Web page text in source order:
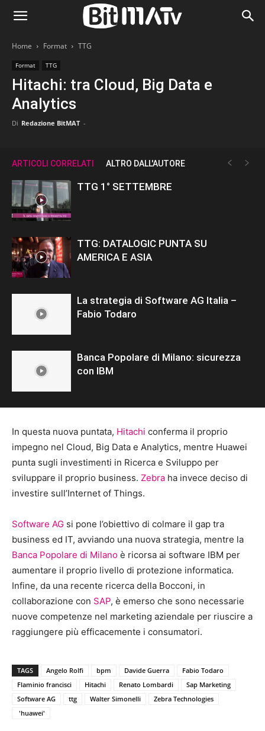
Home Format TTG
Format TTG
Hitachi: tra Cloud, Big Data e
Analytics
Di Redazione BitMAT -
ARTICOLI CORRELATI ALTRO DALL'AUTORE
TTG 1° SETTEMBRE
TTG: DATALOGIC PUNTA SU
AMERICA E ASIA
La strategia di Software AG Italia –
Fabio Todaro
Banca Popolare di Milano: sicurezza
con IBM
In questa nuova puntata, Hitachi conferma il proprio
impegno nel Cloud, Big Data e Analytics, mentre Huawei
punta sugli investimenti in Ricerca e Sviluppo per
sviluppare il proprio business. Zebra ha invece deciso di
investire sull’Internet of Things.
Software AG si pone l’obiettivo di colmare il gap tra
business ed IT, avviando una nuova strategia, mentre la
Banca Popolare di Milano è ricorsa ai software IBM per
aumentare il proprio livello di protezione informatica.
Infine, da una recente ricerca della Bocconi, in
collaborazione con SAP, è emerso che sono necessarie
nuove competenze nel marketing aziendale per riuscire a
raggiungere più efficacemente i consumatori.
TAGS Angelo Rolfi bpm Davide Guerra
Fabio Todaro
Flaminio francisci
Hitachi Renato Lombardi
Sap Marketing
Software AG
ttg Walter Simonelli
Zebra Technologies
'huawei'